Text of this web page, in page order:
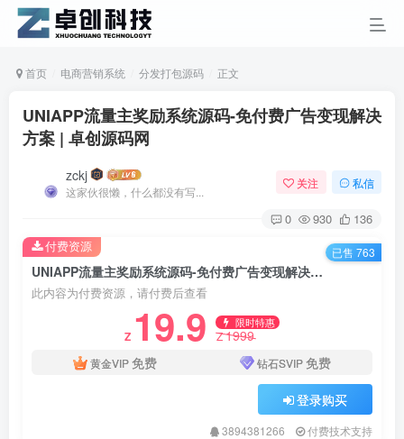
首页 电商营销系统 分发打包源码 正文
UNIAPP流量主奖励系统源码-免付费广告变现解决
方案 | 卓创源码网
zckj
这家伙很懒，什么都没有写...
关注 私信
0 930 136
UNIAPP流量主奖励系统源码-免付费广告变现解决方案 | 卓创源码网
此内容为付费资源，请付费后查看
Z 19.9 限时特惠
Z1999
黄金VIP免费 钻石SVIP免费
登录购买
3894381266 付费技术支持
付费资源 已售 763